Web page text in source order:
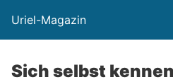
Uriel-Magazin
Sich selbst